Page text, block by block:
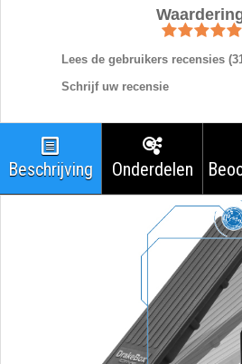
Lees de gebruikers recensies (
Schrijf uw recensie
Beschrijving Onderdelen